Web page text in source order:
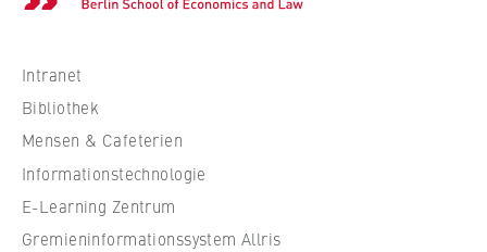
c
s
c
u
l
e
f
Intranet
Bibliothek
Mensen & Cafeterien
Informationstechnologie
E-Learning Zentrum
Gremieninformationssystem Allris